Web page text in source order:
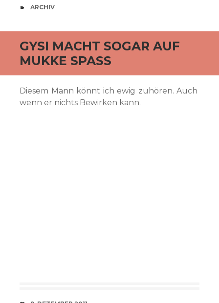
CATEGORIES
ARCHIV
GYSI MACHT SOGAR AUF
MUKKE SPASS
Diesem Mann könnt ich ewig zuhören. Auch
wenn er nichts Bewirken kann.